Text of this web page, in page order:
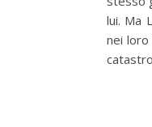
lui. Ma
nei